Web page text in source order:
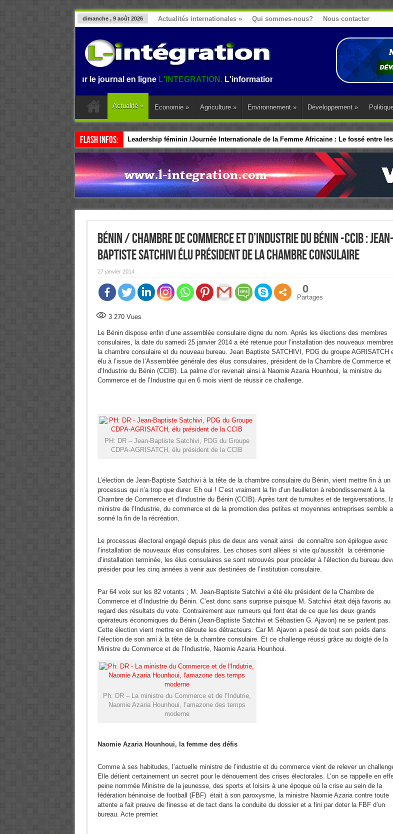
dimanche , 9 août 2026 Actualités internationales » Qui sommes-nous? Nous contacter
sur le journal en ligneL'INTEGRATION.L'information au Benin, en Afrique et dans le monde.
Actualité » Economie » Agriculture » Environnement » Développement »
Flash Infos: Leadership féminin /Journée Internationale de la Femme Africaine : Le fossé entre
Bénin / Chambre de Commerce et d’Industrie du Bénin -CCIB : Jean-
Baptiste Satchivi élu président de la Chambre consulaire
27 janvier 2014
0
Partages
3 270Vues
Le Bénin dispose enfin d’une assemblée consulaire digne du nom. Après les élections des membres
consulaires, la date du samedi 25 janvier 2014 a été retenue pour l’installation des nouveaux
la chambre consulaire et du nouveau bureau. Jean Baptiste SATCHIVI, PDG du groupe AGRISATCH
élu à l’issue de l’Assemblée générale des élus consulaires, président de la Chambre de Commerce et
d’Industrie du Bénin (CCIB). La palme d’or revenait ainsi à Naomie Azaria Hounhoui, la ministre du
Commerce et de l’Industrie qui en 6 mois vient de réussir ce challenge.
PH: DR – Jean-Baptiste Satchivi, PDG du Groupe
CDPA-AGRISATCH, élu président de la CCIB
L’élection de Jean-Baptiste Satchivi à la tête de la chambre consulaire du Bénin, vient mettre fin à un
processus qui n’a trop que durer. Eh oui ! C’est vraiment la fin d’un feuilleton à rebondissement à la
Chambre de Commerce et d’Industrie du Bénin (CCIB). Après tant de tumultes et de tergiversations,
ministre de l’Industrie, du commerce et de la promotion des petites et moyennes entreprises semble
sonné la fin de la récréation.
Le processus électoral engagé depuis plus de deux ans venait ainsi de connaître son épilogue avec
l’installation de nouveaux élus consulaires. Les choses sont allées si vite qu’aussitôt la cérémonie
d’installation terminée, les élus consulaires se sont retrouvés pour procéder à l’élection du bureau
présider pour les cinq années à venir aux destinées de l’institution consulaire.
Par 64 voix sur les 82 votants ; M. Jean-Baptiste Satchivi a été élu président de la Chambre de
Commerce et d’Industrie du Bénin. C’est donc sans surprise puisque M. Satchivi était déjà favoris au
regard des résultats du vote. Contrairement aux rumeurs qui font état de ce que les deux grands
opérateurs économiques du Bénin (Jean-Baptiste Satchivi et Sébastien G. Ajavon) ne se parlent pas.
Cette élection vient mettre en déroute les détracteurs. Car M. Ajavon a pesé de tout son poids dans
l’élection de son ami à la tête de la chambre consulaire. Et ce challenge réussi grâce au doigté de la
Ministre du Commerce et de l’Industrie, Naomie Azaria Hounhoui.
Ph: DR – La ministre du Commerce et de l’Indutrie,
Naomie Azaria Hounhoui, l’amazone des temps
moderne
Naomie Azaria Hounhoui, la femme des défis
Comme à ses habitudes, l’actuelle ministre de l’industrie et du commerce vient de relever un
Elle détient certainement un secret pour le dénouement des crises électorales. L’on se rappelle en
peine nommée Ministre de la jeunesse, des sports et loisirs à une époque où la crise au sein de la
fédération béninoise de football (FBF) était à son paroxysme, la ministre Naomie Azaria contre toute
attente a fait preuve de finesse et de tact dans la conduite du dossier et a fini par doter la FBF d’un
bureau. Acte premier.